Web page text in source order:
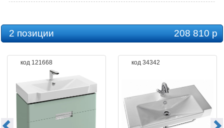
2 позиции 208 810 р
код 121668 код 34342